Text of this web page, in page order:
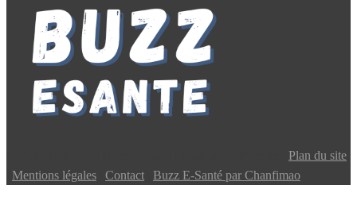
Plan du site
Mentions légales Contact Buzz E-Santé par Chanfimao